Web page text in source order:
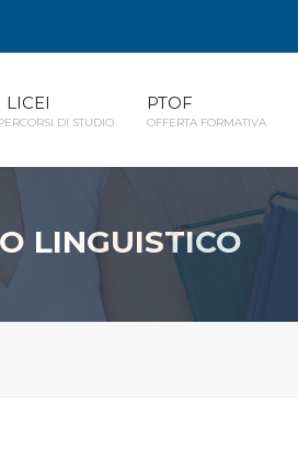
LICEI
DI STUDIO
PTOF
OFFERTA FORMATIVA
LINGUISTICO